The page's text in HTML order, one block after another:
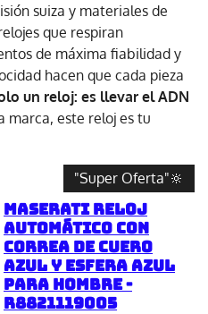
suiza y materiales de
que respiran
de máxima fiabilidad y
hacen que cada pieza
un reloj: es llevar el ADN
marca, este reloj es tu
"Super Oferta"🔆
Maserati Reloj
automático con
correa de cuero
azul y esfera azul
para hombre -
R8821119005